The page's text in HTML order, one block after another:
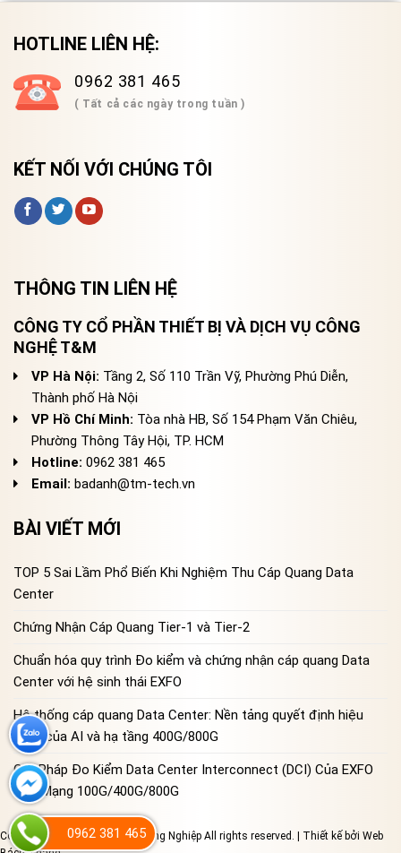
HOTLINE LIÊN HỆ:
0962 381 465
( Tất cả các ngày trong tuần )
KẾT NỐI VỚI CHÚNG TÔI
THÔNG TIN LIÊN HỆ
CÔNG TY CỔ PHẦN THIẾT BỊ VÀ DỊCH VỤ CÔNG
NGHỆ T&M
VP Hà Nội: Tầng 2, Số 110 Trần Vỹ, Phường Phú Diễn,
Thành phố Hà Nội
VP Hồ Chí Minh: Tòa nhà HB, Số 154 Phạm Văn Chiêu,
Phường Thông Tây Hội, TP. HCM
Hotline: 0962 381 465
Email: badanh@tm-tech.vn
BÀI VIẾT MỚI
TOP 5 Sai Lầm Phổ Biến Khi Nghiệm Thu Cáp Quang Data
Center
Chứng Nhận Cáp Quang Tier-1 và Tier-2
Chuẩn hóa quy trình Đo kiểm và chứng nhận cáp quang Data
Center với hệ sinh thái EXFO
Hệ thống cáp quang Data Center: Nền tảng quyết định hiệu
năng của AI và hạ tầng 400G/800G
Giải Pháp Đo Kiểm Data Center Interconnect (DCI) Của EXFO
Cho Mạng 100G/400G/800G
0962 381 465
Copyright 2023 © Đo Lường Công Nghiệp All rights reserved. | Thiết kế bởi Web